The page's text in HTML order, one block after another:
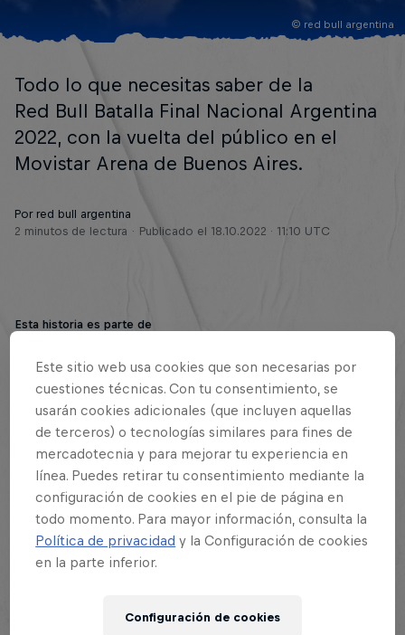
© red bull argentina
Todo lo que necesitas saber de la
Red Bull Batalla Final Nacional Argentina
2022, con la vuelta del público en el
Movistar Arena de Buenos Aires.
Por red bull argentina
2 minutos de lectura
Publicado el 18.10.2022 · 11:10 UTC
Esta historia es parte de
Red Bull Batalla Final Nacional Argentina
23 Octubre 2022
Buenos Aires, Argentina
Resumen
¿Quiénes son los finalistas?
Jueces
Este sitio web usa cookies que son necesarias por
cuestiones técnicas. Con tu consentimiento, se
usarán cookies adicionales (que incluyen aquellas
de terceros) o tecnologías similares para fines de
mercadotecnia y para mejorar tu experiencia en
línea. Puedes retirar tu consentimiento mediante la
configuración de cookies en el pie de página en
todo momento. Para mayor información, consulta la
Política de privacidad y la Configuración de cookies
en la parte inferior.
Configuración de cookies